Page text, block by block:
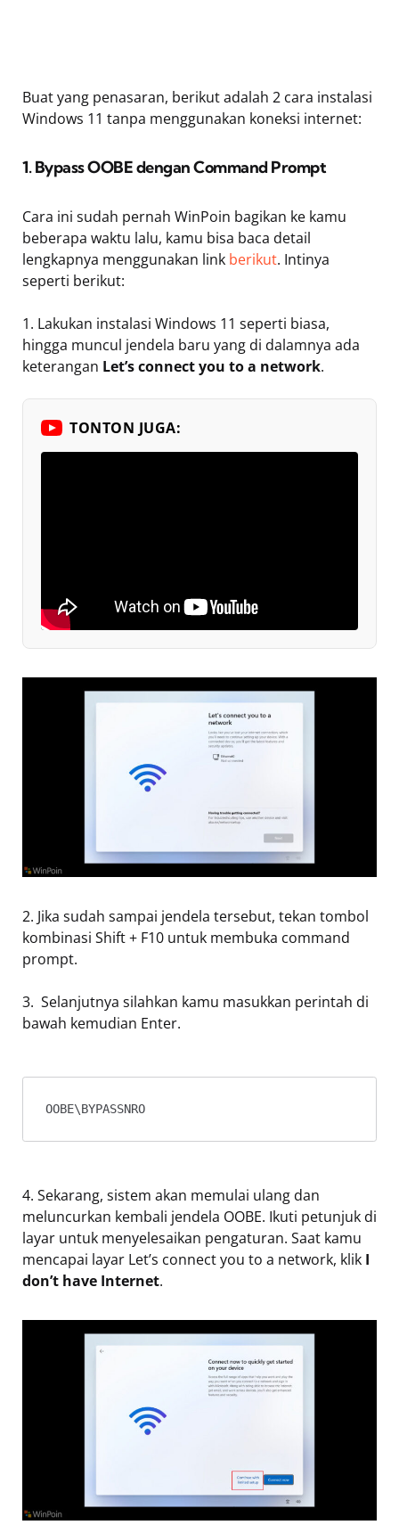
Buat yang penasaran, berikut adalah 2 cara instalasi
Windows 11 tanpa menggunakan koneksi internet:
1. Bypass OOBE dengan Command Prompt
Cara ini sudah pernah WinPoin bagikan ke kamu
beberapa waktu lalu, kamu bisa baca detail
lengkapnya menggunakan link berikut. Intinya
seperti berikut:
1. Lakukan instalasi Windows 11 seperti biasa,
hingga muncul jendela baru yang di dalamnya ada
keterangan Let’s connect you to a network.
TONTON JUGA:
2. Jika sudah sampai jendela tersebut, tekan tombol
kombinasi Shift + F10 untuk membuka command
prompt.
3. Selanjutnya silahkan kamu masukkan perintah di
bawah kemudian Enter.
OOBE\BYPASSNRO
4. Sekarang, sistem akan memulai ulang dan
meluncurkan kembali jendela OOBE. Ikuti petunjuk di
layar untuk menyelesaikan pengaturan. Saat kamu
mencapai layar Let’s connect you to a network, klik I
don’t have Internet.